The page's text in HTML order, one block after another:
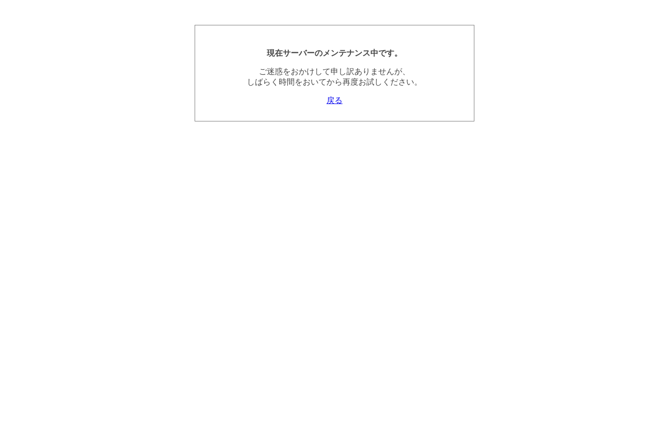
現在サーバーのメンテナンス中です。
ご迷惑をおかけして申し訳ありませんが、
しばらく時間をおいてから再度お試しください。
戻る